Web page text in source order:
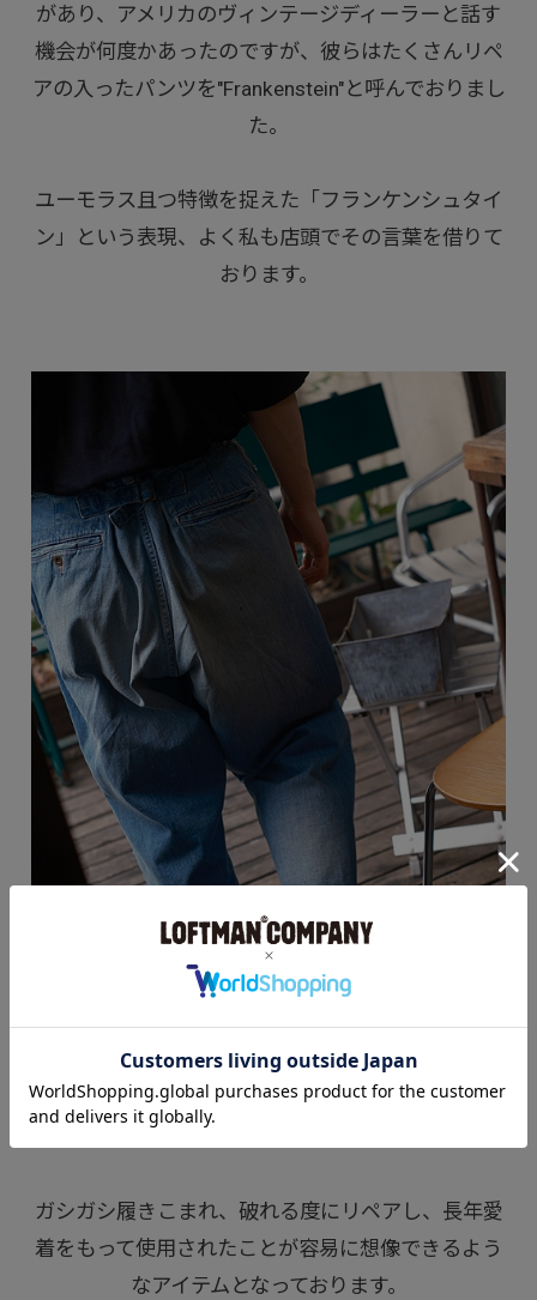
があり、アメリカのヴィンテージディーラーと話す
機会が何度かあったのですが、彼らはたくさんリペ
アの入ったパンツを"Frankenstein"と呼んでおりまし
た。
ユーモラス且つ特徴を捉えた「フランケンシュタイ
ン」という表現、よく私も店頭でその言葉を借りて
おります。
ガシガシ履きこまれ、破れる度にリペアし、長年愛
着をもって使用されたことが容易に想像できるよう
なアイテムとなっております。